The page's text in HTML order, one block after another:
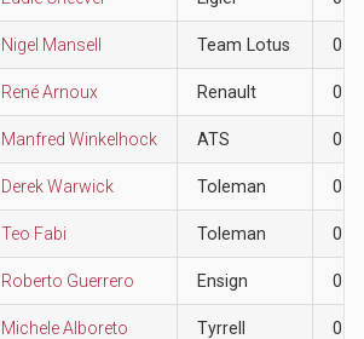
Nigel Mansell Team Lotus 0
René Arnoux Renault 0
Manfred Winkelhock ATS 0
Derek Warwick Toleman 0
Teo Fabi Toleman 0
Roberto Guerrero Ensign 0
Michele Alboreto Tyrrell 0